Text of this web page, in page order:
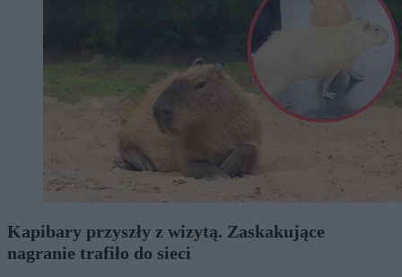
Kapibary przyszły z wizytą. Zaskakujące
nagranie trafiło do sieci